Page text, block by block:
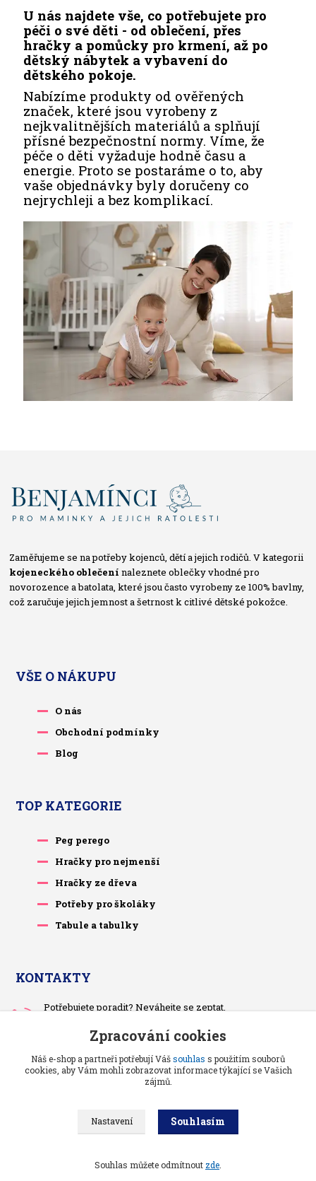
U nás najdete vše, co potřebujete pro
péči o své děti - od oblečení, přes
hračky a pomůcky pro krmení, až po
dětský nábytek a vybavení do
dětského pokoje.
Nabízíme produkty od ověřených
značek, které jsou vyrobeny z
nejkvalitnějších materiálů a splňují
přísné bezpečnostní normy. Víme, že
péče o děti vyžaduje hodně času a
energie. Proto se postaráme o to, aby
vaše objednávky byly doručeny co
nejrychleji a bez komplikací.
Zaměřujeme se na potřeby kojenců, dětí a jejich rodičů. V kategorii
kojeneckého oblečení naleznete oblečky vhodné pro
novorozence a batolata, které jsou často vyrobeny ze 100% bavlny,
což zaručuje jejich jemnost a šetrnost k citlivé dětské pokožce.
VŠE O NÁKUPU
O nás
Obchodní podmínky
Blog
TOP KATEGORIE
Peg perego
Hračky pro nejmenší
Hračky ze dřeva
Potřeby pro školáky
Tabule a tabulky
KONTAKTY
Potřebujete poradit? Neváhejte se zeptat.
Po-čt, po 13 hodině
pietrasova.p@seznam.cz
Vše pro děti a kojence // Grafika a kódování
Zpracování cookies
Náš e-shop a partneři potřebují Vášsouhlas s použitím souborů
cookies, aby Vám mohli zobrazovat informace týkající se Vašich
zájmů.
Nastavení Souhlasím
Souhlas můžete odmítnout zde